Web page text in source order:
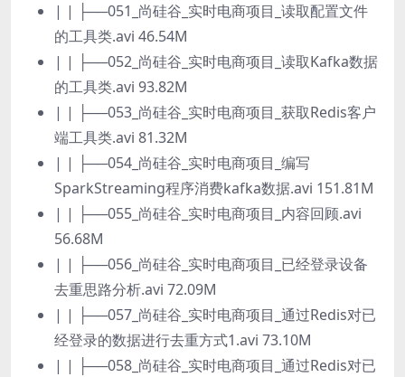
| | ├──051_尚硅谷_实时电商项目_读取配置文件
的工具类.avi 46.54M
| | ├──052_尚硅谷_实时电商项目_读取Kafka数据
的工具类.avi 93.82M
| | ├──053_尚硅谷_实时电商项目_获取Redis客户
端工具类.avi 81.32M
| | ├──054_尚硅谷_实时电商项目_编写
SparkStreaming程序消费kafka数据.avi 151.81M
| | ├──055_尚硅谷_实时电商项目_内容回顾.avi
56.68M
| | ├──056_尚硅谷_实时电商项目_已经登录设备
去重思路分析.avi 72.09M
| | ├──057_尚硅谷_实时电商项目_通过Redis对已
经登录的数据进行去重方式1.avi 73.10M
| | ├──058_尚硅谷_实时电商项目_通过Redis对已